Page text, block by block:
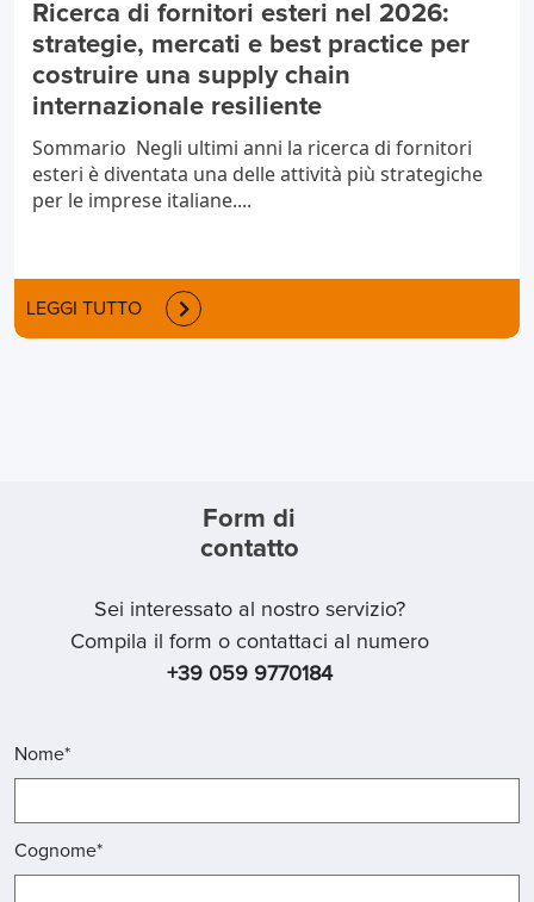
Ricerca di fornitori esteri nel 2026:
strategie, mercati e best practice per
costruire una supply chain
internazionale resiliente
Sommario Negli ultimi anni la ricerca di fornitori
esteri è diventata una delle attività più strategiche
per le imprese italiane....
LEGGI TUTTO
Form di
contatto
Sei interessato al nostro servizio?
Compila il form o contattaci al numero
+39 059 9770184
Nome*
Cognome*